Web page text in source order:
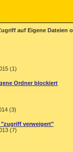
auf Eigene Dateien
(1)
Ordner blockiert
(3)
"zugriff verweigert"
(7)